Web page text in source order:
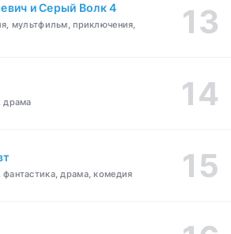
и Серый Волк 4
мультфильм, приключения,
драма
драма, комедия